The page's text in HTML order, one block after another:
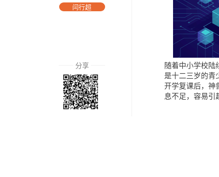
闫行超
分享
随着中小学校陆
是十二三岁的青
开学复课后，神
息不足，容易引